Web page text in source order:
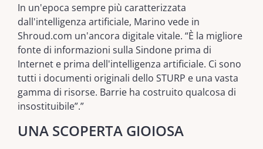
In un'epoca sempre più caratterizzata
dall'intelligenza artificiale, Marino vede in
Shroud.com un'ancora digitale vitale. “È la migliore
fonte di informazioni sulla Sindone prima di
Internet e prima dell'intelligenza artificiale. Ci sono
tutti i documenti originali dello STURP e una vasta
gamma di risorse. Barrie ha costruito qualcosa di
insostituibile”.”
UNA SCOPERTA GIOIOSA